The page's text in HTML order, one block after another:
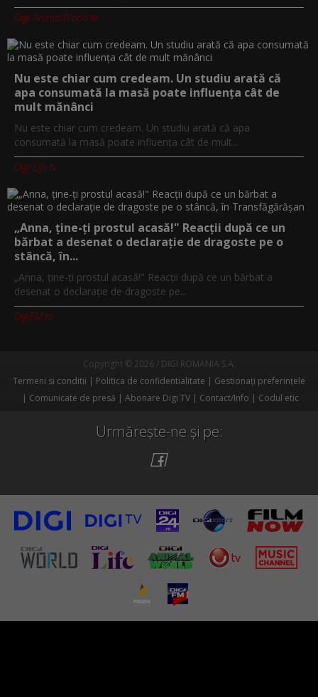
Digi-AnimalWorld.tv
Nu este chiar cum credeam. Un studiu arată că
apa consumată la masă poate influența cât de
mult mănânci
Nu este chiar cum credeam. Un studiu arată că apa
consumată la masă poate influența cât de mult...
Digi-Life.tv
„Anna, ţine-ţi prostul acasă!" Reacţii după ce un
bărbat a desenat o declaraţie de dragoste pe o
stâncă, în...
„Anna, ţine-ţi prostul acasă!" Reacţii după ce un bărbat a
desenat o declaraţie de dragoste pe...
DigiFM.ro
Copyright © 2026 / DIGI ROMANIA S.A.
Termeni si conditii
Politica de confidentialitate
Gestionați preferințele
Comunicate de presă
Abonare Digi TV Contact/Info Codul etic
Urmărește-ne și pe: